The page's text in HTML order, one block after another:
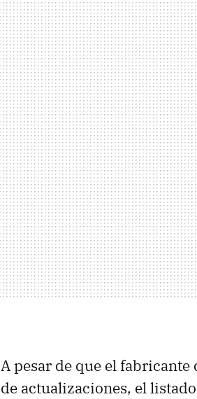
A pesar de que el
de actualizaciones, el